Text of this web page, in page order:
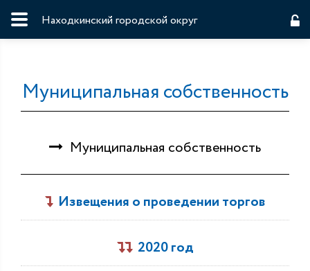
Находкинский городской округ
Муниципальная собственность
Муниципальная собственность
Извещения о проведении торгов
2020 год